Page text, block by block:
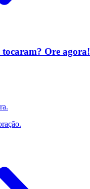
tocaram? Ore agora!